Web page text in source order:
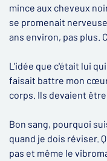
mince aux cheveux
se promenait
ans environ, pas plus.
L'idée que c'était lui
faisait battre mon
corps. Ils devaient
Bon sang, pourquoi
quand je dois réviser.
pas et même le